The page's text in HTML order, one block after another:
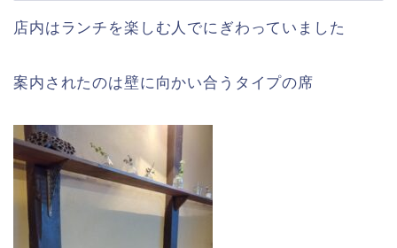
店内はランチを楽しむ人でにぎわっていました
案内されたのは壁に向かい合うタイプの席